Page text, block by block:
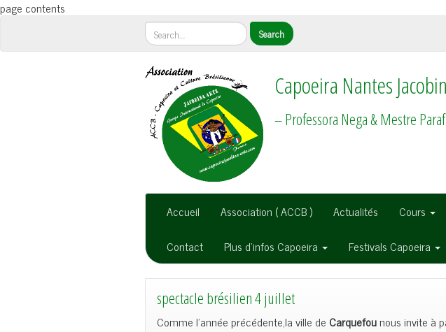
page contents
Capoeira Nantes
– Professora Nega & Mestre
Accueil Association ( ACCB ) Actualités Cours
Contact
Plus d’infos Capoeira Festivals Capoeira
spectacle brésilien 4 juillet
Comme l’année précédente,la ville de Carquefounous invite à